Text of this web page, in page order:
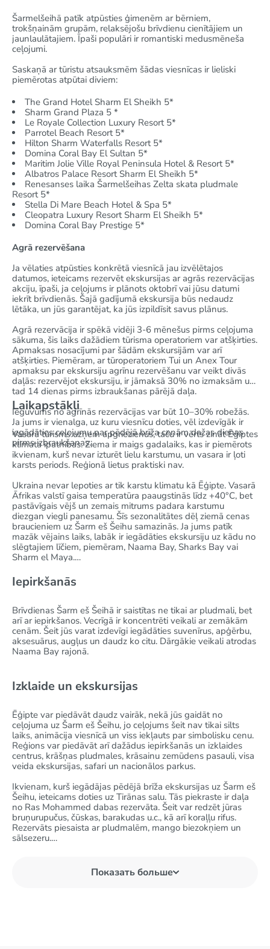
Šarmelšeihā patīk atpūsties ģimenēm ar bērniem,
trokšņainām grupām, relaksējošu brīvdienu cienītājiem un
jaunlaulātajiem. Īpaši populāri ir romantiski medusmēneša
ceļojumi.
Saskaņā ar tūristu atsauksmēm šādas viesnīcas ir lieliski
piemērotas atpūtai diviem:
The Grand Hotel Sharm El Sheikh 5*
Sharm Grand Plaza 5 *
Le Royale Collection Luxury Resort 5*
Parrotel Beach Resort 5*
Hilton Sharm Waterfalls Resort 5*
Domina Coral Bay El Sultan 5*
Maritim Jolie Ville Royal Peninsula Hotel & Resort 5*
Albatros Palace Resort Sharm El Sheikh 5*
Renesanses laika Šarmelšeihas Zelta skata pludmale
Resort 5*
Stella Di Mare Beach Hotel & Spa 5*
Cleopatra Luxury Resort Sharm El Sheikh 5*
Domina Coral Bay Prestige 5*
Agrā rezervēšana
Ja vēlaties atpūsties konkrētā viesnīcā jau izvēlētajos
datumos, ieteicams rezervēt ekskursijas ar agrās rezervācijas
akciju, īpaši, ja ceļojums ir plānots oktobrī vai jūsu datumi
iekrīt brīvdienās. Šajā gadījumā ekskursija būs nedaudz
lētāka, un jūs garantējat, ka jūs izpildīsit savus plānus.
Agrā rezervācija ir spēkā vidēji 3-6 mēnešus pirms ceļojuma
sākuma, šis laiks dažādiem tūrisma operatoriem var atšķirties.
Apmaksas nosacījumi par šādām ekskursijām var arī
atšķirties. Piemēram, ar tūroperatoriem Tui un Anex Tour
apmaksu par ekskursiju agrīnu rezervēšanu var veikt divās
daļās: rezervējot ekskursiju, ir jāmaksā 30% no izmaksām un
tad 14 dienas pirms izbraukšanas pārējā daļa.
Ieguvums no agrīnās rezervācijas var būt 10–30% robežās.
Ja jums ir vienalga, uz kuru viesnīcu doties, vēl izdevīgāk ir
iegādāties ceļojumu par pēdējā brīža cenām dažas dienas
pirms izbraukšanas.
Laikapstākļi
Vasarā tūrisms uzņem apgriezienus, taču ir vērts zināt Ēģiptes
klimata īpatnības. Ziema ir maigs gadalaiks, kas ir piemērots
ikvienam, kurš nevar izturēt lielu karstumu, un vasara ir ļoti
karsts periods. Reģionā lietus praktiski nav.
Ukraina nevar lepoties ar tik karstu klimatu kā Ēģipte. Vasarā
Āfrikas valstī gaisa temperatūra paaugstinās līdz +40°C, bet
pastāvīgais vējš un zemais mitrums padara karstumu
diezgan viegli panesamu. Šīs sezonalitātes dēļ ziemā cenas
braucieniem uz Šarm eš Šeihu samazinās. Ja jums patīk
mazāk vējains laiks, labāk ir iegādāties ekskursiju uz kādu no
slēgtajiem līčiem, piemēram, Naama Bay, Sharks Bay vai
Sharm el Maya.
Iepirkšanās
Brīvdienas Šarm eš Šeihā ir saistītas ne tikai ar pludmali, bet
arī ar iepirkšanos. Vecrīgā ir koncentrēti veikali ar zemākām
cenām. Šeit jūs varat izdevīgi iegādāties suvenīrus, apģērbu,
aksesuārus, augļus un daudz ko citu. Dārgākie veikali atrodas
Naama Bay rajonā.
Izklaide un ekskursijas
Ēģipte var piedāvāt daudz vairāk, nekā jūs gaidāt no
ceļojuma uz Šarm eš Šeihu, jo ceļojums šeit nav tikai silts
laiks, animācija viesnīcā un viss iekļauts par simbolisku cenu.
Reģions var piedāvāt arī dažādus iepirkšanās un izklaides
centrus, krāšņas pludmales, krāsainu zemūdens pasauli, visa
veida ekskursijas, safari un nacionālos parkus.
Ikvienam, kurš iegādājas pēdējā brīža ekskursijas uz Šarm eš
Šeihu, ieteicams doties uz Tirānas salu. Tās piekraste ir daļa
no Ras Mohammed dabas rezervāta. Šeit var redzēt jūras
bruņurupučus, čūskas, barakudas u.c., kā arī koraļļu rifus.
Rezervāts piesaista ar pludmalēm, mango biezokņiem un
sālsezeru.
teritorijā. Dažas no tām ir iekļautas Šarmelšeihas ekskursiju
izmaksās. Pašā pilsētā bērniem ir atrakciju parks, delfinārijs,
Показать больше